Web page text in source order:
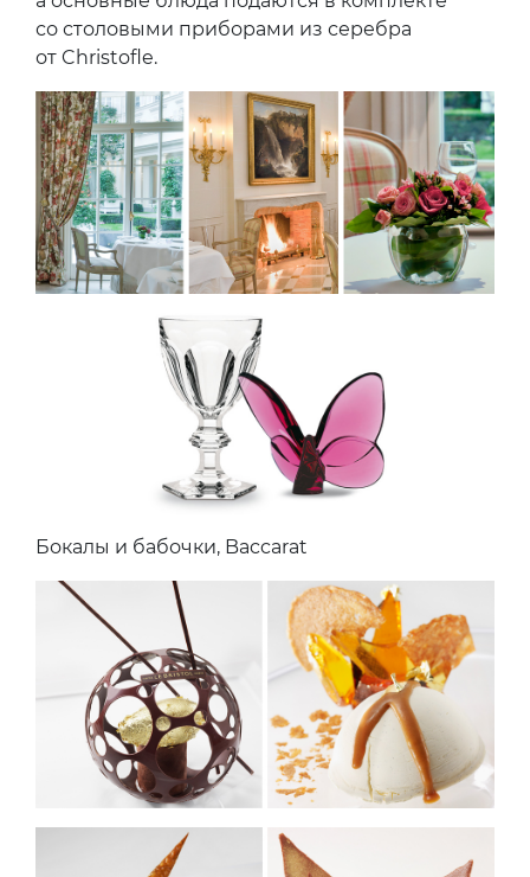
Сочетание китайского фарфора от Raynaud
и бокалов с кристаллами Baccarat повторить
возможно, но не на сто процентов:
последние создавались ограниченной
партией эксклюзивно для Le Bristol. А вот
разноцветные бабочки Baccarat —
обязательная деталь каждого стола
в Epicure — продаются везде, например,
в московском ЦУМе. Белоснежные скатерти
от Garnier Thibault как будто отражают
десятки лучей, падающих на столы,
а основные блюда подаются в комплекте
со столовыми приборами из серебра